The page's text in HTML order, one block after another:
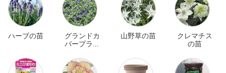
ハーブの苗
グランドカ
バープラン
山野草の苗
クレマチス
の苗